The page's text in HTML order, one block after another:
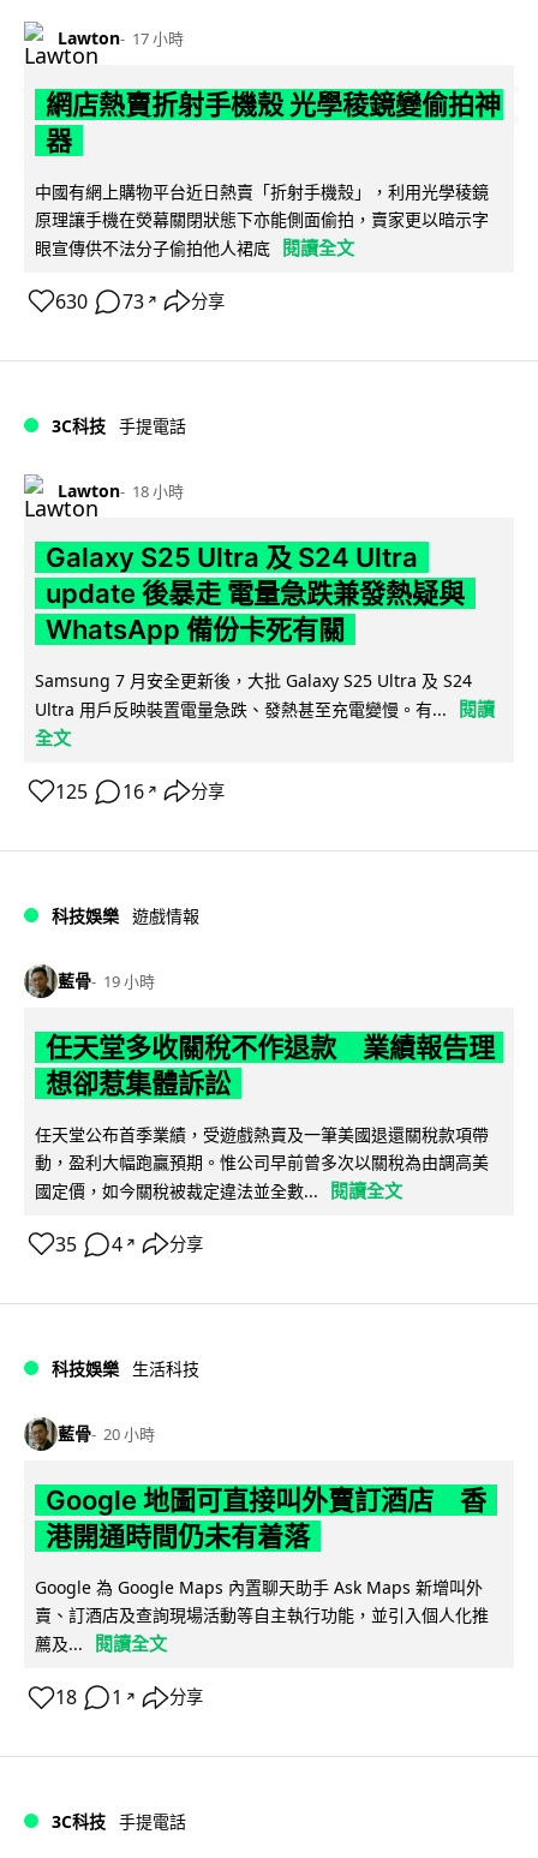
Lawton 17 小時
網店熱賣折射手機殼 光學稜鏡變偷拍神
器
中國有網上購物平台近日熱賣「折射手機殼」，利用光學稜鏡
原理讓手機在熒幕關閉狀態下亦能側面偷拍，賣家更以暗示字
眼宣傳供不法分子偷拍他人裙底 閱讀全文
630 73 ↗ 分享
3C科技 手提電話
Lawton 18 小時
Galaxy S25 Ultra 及 S24 Ultra
update 後暴走 電量急跌兼發熱疑與
WhatsApp 備份卡死有關
Samsung 7 月安全更新後，大批 Galaxy S25 Ultra 及 S24
Ultra 用戶反映裝置電量急跌、發熱甚至充電變慢。有...
閱讀
全文
125 16 ↗ 分享
科技娛樂 遊戲情報
藍骨 19 小時
任天堂多收關稅不作退款 業績報告理
想卻惹集體訴訟
任天堂公布首季業績，受遊戲熱賣及一筆美國退還關稅款項帶
動，盈利大幅跑贏預期。惟公司早前曾多次以關稅為由調高美
國定價，如今關稅被裁定違法並全數...
閱讀全文
35 4 ↗ 分享
科技娛樂 生活科技
藍骨 20 小時
Google 地圖可直接叫外賣訂酒店 香
港開通時間仍未有着落
Google 為 Google Maps 內置聊天助手 Ask Maps 新增叫外
賣、訂酒店及查詢現場活動等自主執行功能，並引入個人化推
薦及...
閱讀全文
18 1 ↗ 分享
3C科技 手提電話